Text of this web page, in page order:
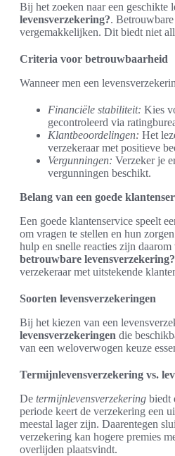
Bij het zoeken naar een geschikte
levensverzekering?.
vergemakkelijken. Dit biedt niet
Criteria voor betrouwbaarheid
Wanneer men een
Financiële stabiliteit: Kies
gecontroleerd via
Klantbeoordelingen: Het
verzekeraar met positieve
Vergunningen: Verzeker je
vergunningen beschikt.
Belang van een goede
Een goede klantenservice speelt
om vragen te stellen en hun
hulp en snelle reacties zijn
betrouwbare levensverzekering?
verzekeraar met uitstekende
Soorten levensverzekeringen
Bij het kiezen van een
levensverzekeringen die
van een weloverwogen keuze
Termijnlevensverzekering vs.
De termijnlevensverzekering biedt
periode keert de verzekering een
meestal lager zijn. Daarentegen
verzekering kan hogere premies
overlijden plaatsvindt.